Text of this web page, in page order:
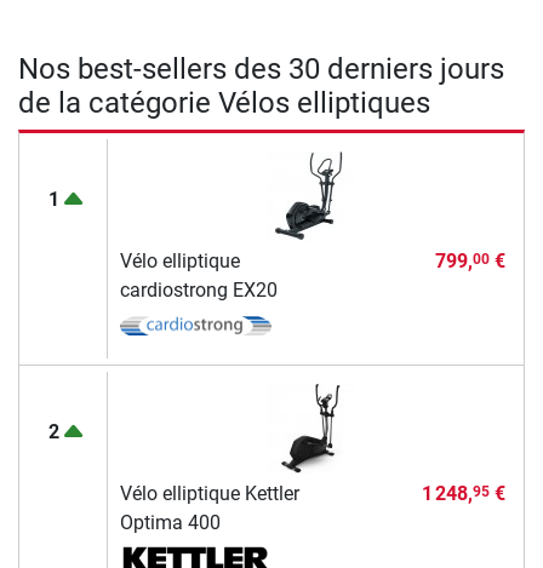
Nos best-sellers des 30 derniers jours
de la catégorie Vélos elliptiques
1
Vélo elliptique
cardiostrong EX20
799,00€
2
Vélo elliptique Kettler
Optima 400
1 248,95€